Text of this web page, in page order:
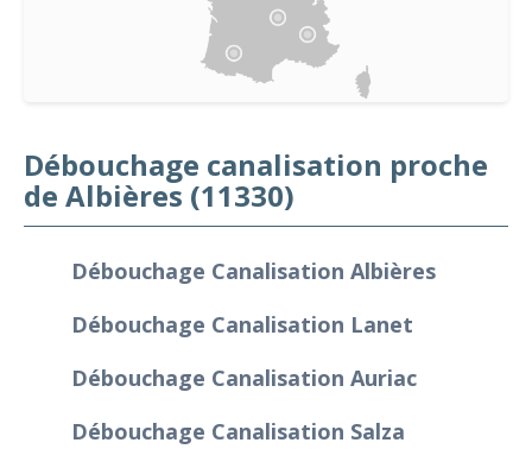
Débouchage canalisation proche
de Albières (11330)
Débouchage Canalisation Albières
Débouchage Canalisation Lanet
Débouchage Canalisation Auriac
Débouchage Canalisation Salza